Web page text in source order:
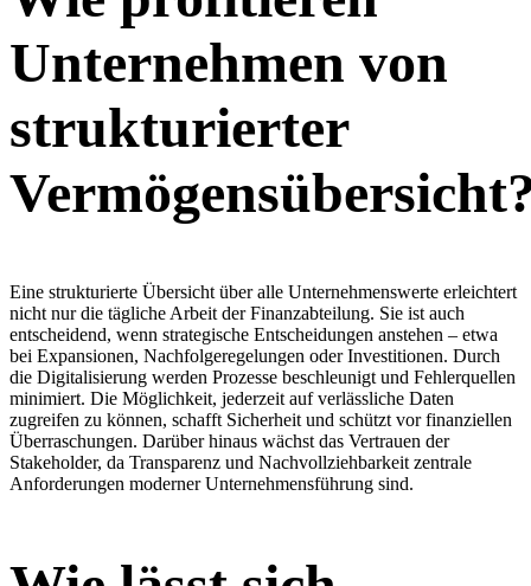
Unternehmen von
strukturierter
Eine strukturierte Übersicht über alle Unternehmenswerte erleichtert
nicht nur die tägliche Arbeit der Finanzabteilung. Sie ist auch
entscheidend, wenn strategische Entscheidungen anstehen – etwa
bei Expansionen, Nachfolgeregelungen oder Investitionen. Durch
die Digitalisierung werden Prozesse beschleunigt und Fehlerquellen
minimiert. Die Möglichkeit, jederzeit auf verlässliche Daten
zugreifen zu können, schafft Sicherheit und schützt vor finanziellen
Überraschungen. Darüber hinaus wächst das Vertrauen der
Stakeholder, da Transparenz und Nachvollziehbarkeit zentrale
Anforderungen moderner Unternehmensführung sind.